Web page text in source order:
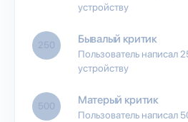
устройству
250 Бывалый критик
Пользователь написал
устройству
500 Матерый критик
Пользователь написал